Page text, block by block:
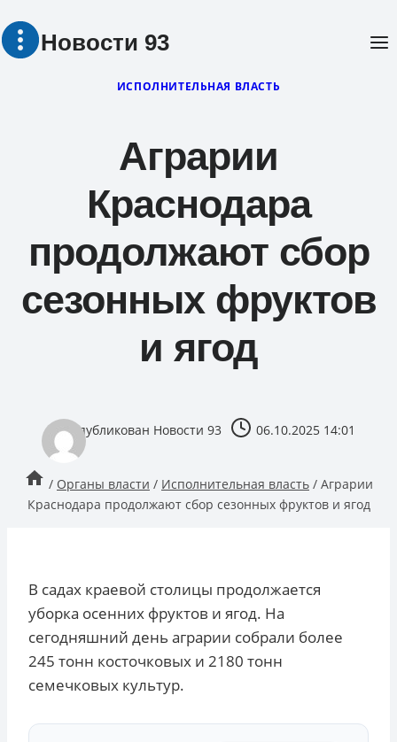
Перейти
Новости 93
ИСПОЛНИТЕЛЬНАЯ ВЛАСТЬ
Аграрии
Краснодара
продолжают сбор
сезонных фруктов
и ягод
опубликован Новости 93 06.10.2025 14:01
/ Органы власти / Исполнительная власть / Аграрии
Краснодара продолжают сбор сезонных фруктов и ягод
В садах краевой столицы продолжается
уборка осенних фруктов и ягод. На
сегодняшний день аграрии собрали более
245 тонн косточковых и 2180 тонн
семечковых культур.